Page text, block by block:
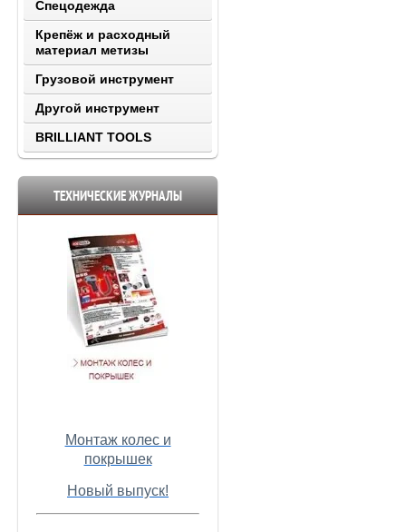
Спецодежда
Крепёж и расходный
материал метизы
Грузовой инструмент
Другой инструмент
BRILLIANT TOOLS
ТЕХНИЧЕСКИЕ ЖУРНАЛЫ
Монтаж колес и
покрышек
Новый выпуск!